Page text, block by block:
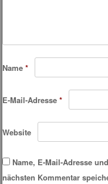
Name*
E-Mail-Adresse*
Website
Name, E-Mail-Adresse
nächsten Kommentar